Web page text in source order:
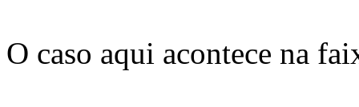
O caso aqui acontece na